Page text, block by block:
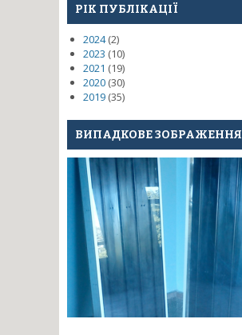
РІК ПУБЛІКАЦІЇ
2024(2)
2023 (10)
2021 (19)
2020 (30)
2019 (35)
ВИПАДКОВЕ ЗОБРАЖЕННЯ